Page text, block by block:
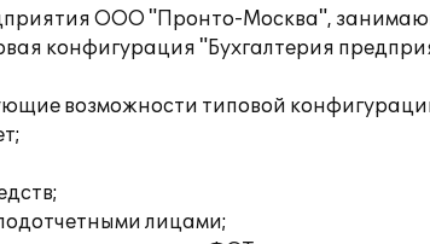
ООО "Пронто-Москва",
конфигурация "Бухгалтерия
возможности типовой
лицами;